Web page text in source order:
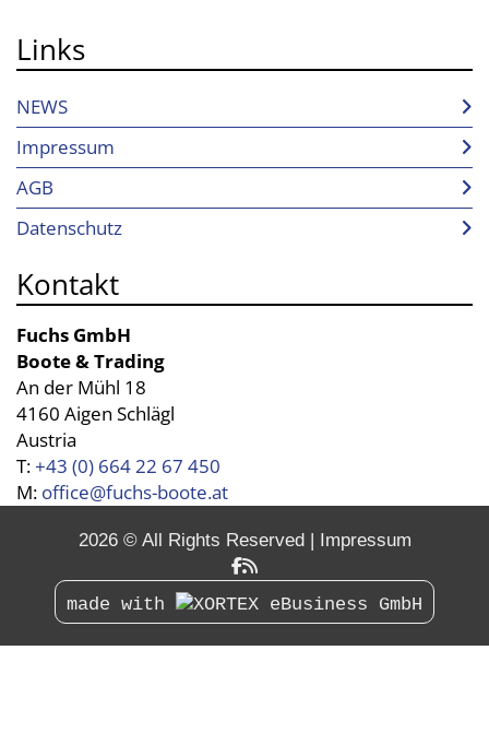
Links
NEWS
Impressum
AGB
Datenschutz
Kontakt
Fuchs GmbH
Boote & Trading
An der Mühl 18
4160 Aigen Schlägl
Austria
T:+43 (0) 664 22 67 450
M: office@fuchs-boote.at
2026 © All Rights Reserved Impressum
made with